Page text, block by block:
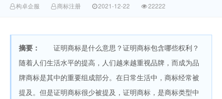
产权有限公司
构卓企服 商标注册 2021-12-22 22222
摘要：
证明商标是什么意思？证明商标包含哪些权利？
随着人们生活水平的提高，人们越来越重视品牌，而成为品
牌商标是其中的重要组成部分。在日常生活中，商标经常被
提及。但是证明商标很少被提及，证明商标，是商标类型中